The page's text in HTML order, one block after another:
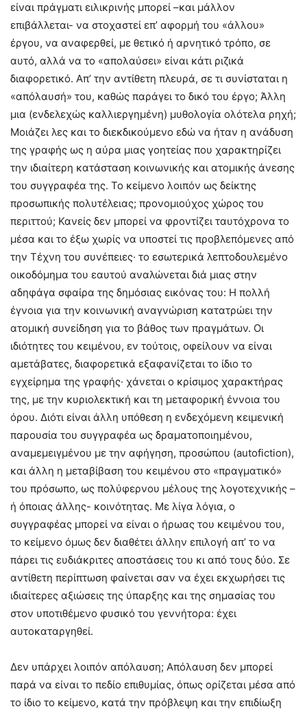
είναι πράγματι ειλικρινής μπορεί –και μάλλον
επιβάλλεται- να στοχαστεί επ’ αφορμή του «άλλου»
έργου, να αναφερθεί, με θετικό ή αρνητικό τρόπο, σε
αυτό, αλλά να το «απολαύσει» είναι κάτι ριζικά
διαφορετικό. Απ’ την αντίθετη πλευρά, σε τι συνίσταται η
«απόλαυσή» του, καθώς παράγει το δικό του έργο; Άλλη
μια (ενδελεχώς καλλιεργημένη) μυθολογία ολότελα ρηχή;
Μοιάζει λες και το διεκδικούμενο εδώ να ήταν η ανάδυση
της γραφής ως η αύρα μιας γοητείας που χαρακτηρίζει
την ιδιαίτερη κατάσταση κοινωνικής και ατομικής άνεσης
του συγγραφέα της. Το κείμενο λοιπόν ως δείκτης
προσωπικής πολυτέλειας; προνομιούχος χώρος του
περιττού; Κανείς δεν μπορεί να φροντίζει ταυτόχρονα το
μέσα και το έξω χωρίς να υποστεί τις προβλεπόμενες από
την Τέχνη του συνέπειες· το εσωτερικά λεπτοδουλεμένο
οικοδόμημα του εαυτού αναλώνεται διά μιας στην
αδηφάγα σφαίρα της δημόσιας εικόνας του: Η πολλή
έγνοια για την κοινωνική αναγνώριση κατατρώει την
ατομική συνείδηση για το βάθος των πραγμάτων. Οι
ιδιότητες του κειμένου, εν τούτοις, οφείλουν να είναι
αμετάβατες, διαφορετικά εξαφανίζεται το ίδιο το
εγχείρημα της γραφής· χάνεται ο κρίσιμος χαρακτήρας
της, με την κυριολεκτική και τη μεταφορική έννοια του
όρου. Διότι είναι άλλη υπόθεση η ενδεχόμενη κειμενική
παρουσία του συγγραφέα ως δραματοποιημένου,
αναμεμειγμένου με την αφήγηση, προσώπου (autofiction),
και άλλη η μεταβίβαση του κειμένου στο «πραγματικό»
του πρόσωπο, ως πολύφερνου μέλους της λογοτεχνικής –
ή όποιας άλλης- κοινότητας. Με λίγα λόγια, ο
συγγραφέας μπορεί να είναι ο ήρωας του κειμένου του,
το κείμενο όμως δεν διαθέτει άλλην επιλογή απ’ το να
πάρει τις ευδιάκριτες αποστάσεις του κι από τους δύο. Σε
αντίθετη περίπτωση φαίνεται σαν να έχει εκχωρήσει τις
ιδιαίτερες αξιώσεις της ύπαρξης και της σημασίας του
στον υποτιθέμενο φυσικό του γεννήτορα: έχει
αυτοκαταργηθεί.
Δεν υπάρχει λοιπόν απόλαυση; Απόλαυση δεν μπορεί
παρά να είναι το πεδίο επιθυμίας, όπως ορίζεται μέσα από
το ίδιο το κείμενο, κατά την πρόβλεψη και την επιδίωξη